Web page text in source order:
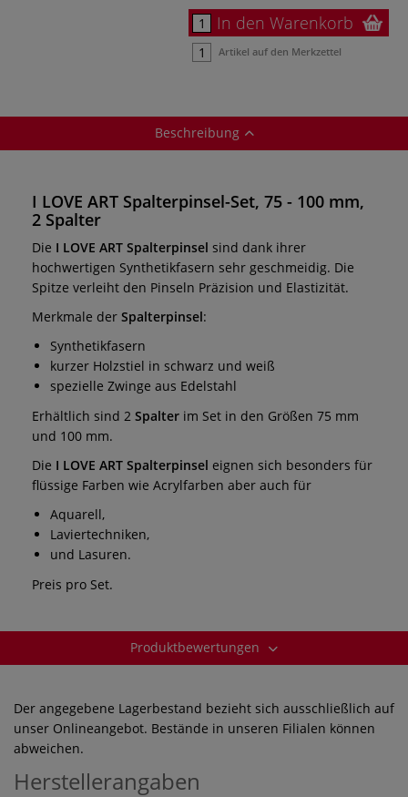
In den Warenkorb
Artikel auf den Merkzettel
Beschreibung
I LOVE ART Spalterpinsel-Set, 75 - 100 mm,
2 Spalter
Die I LOVE ART Spalterpinsel sind dank ihrer
hochwertigen Synthetikfasern sehr geschmeidig. Die
Spitze verleiht den Pinseln Präzision und Elastizität.
Merkmale der Spalterpinsel:
Synthetikfasern
kurzer Holzstiel in schwarz und weiß
spezielle Zwinge aus Edelstahl
Erhältlich sind 2 Spalter im Set in den Größen 75 mm
und 100 mm.
Die I LOVE ART Spalterpinsel eignen sich besonders für
flüssige Farben wie Acrylfarben aber auch für
Aquarell,
Laviertechniken,
und Lasuren.
Preis pro Set.
Produktbewertungen
Der angegebene Lagerbestand bezieht sich ausschließlich auf
unser Onlineangebot. Bestände in unseren Filialen können
abweichen.
Herstellerangaben